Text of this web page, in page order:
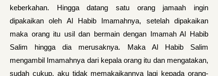
keberkahan. Hingga datang satu orang jamaah ingin
dipakaikan oleh Al Habib Imamahnya, setelah dipakaikan
maka orang itu usil dan bermain dengan Imamah Al Habib
Salim hingga dia merusaknya. Maka Al Habib Salim
mengambil Imamahnya dari kepala orang itu dan mengatakan,
sudah cukup, aku tidak memakaikannya lagi kepada orang-